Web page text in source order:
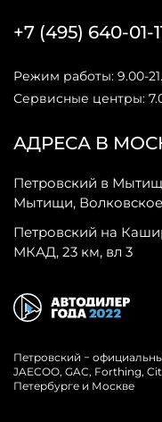
АДРЕСА В
Петровский в
Мытищи, Волковское
Петровский на
МКАД, 23 км, вл 3
+7 (495) 640-01-
Режим работы: 9.00-
Сервисные центры:
Петровский −
JAECOO, GAC, Forthing,
Петербурге и Москве